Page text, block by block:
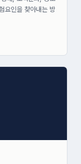
요인을 찾아내는 방